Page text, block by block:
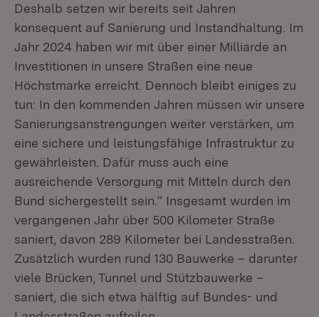
Deshalb setzen wir bereits seit Jahren
konsequent auf Sanierung und Instandhaltung. Im
Jahr 2024 haben wir mit über einer Milliarde an
Investitionen in unsere Straßen eine neue
Höchstmarke erreicht. Dennoch bleibt einiges zu
tun: In den kommenden Jahren müssen wir unsere
Sanierungsanstrengungen weiter verstärken, um
eine sichere und leistungsfähige Infrastruktur zu
gewährleisten. Dafür muss auch eine
ausreichende Versorgung mit Mitteln durch den
Bund sichergestellt sein.“ Insgesamt wurden im
vergangenen Jahr über 500 Kilometer Straße
saniert, davon 289 Kilometer bei Landesstraßen.
Zusätzlich wurden rund 130 Bauwerke – darunter
viele Brücken, Tunnel und Stützbauwerke –
saniert, die sich etwa hälftig auf Bundes- und